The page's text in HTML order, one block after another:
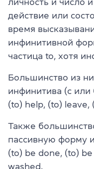
действие или
время
инфинитивной
частица to, хотя
Большинство из
инфинитива (с или
(to) help, (to) leave,
Также
пассивную форму
(to) be done, (to)
washed.